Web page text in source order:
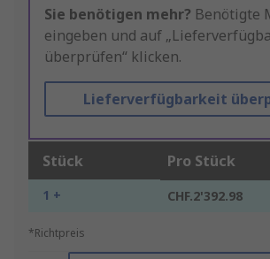
Sie benötigen mehr? Benötigte
eingeben und auf
überprüfen“ klicken.
Lieferverfügbarkeit
Stück Pro Stück
1 + CHF.2'392.98
*Richtpreis